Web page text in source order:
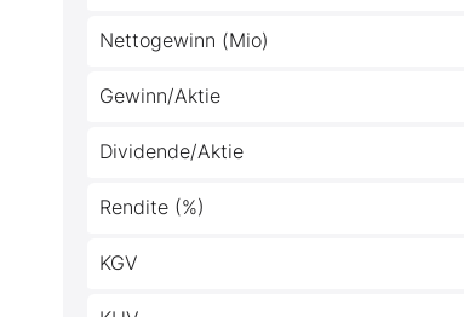
Nettogewinn (Mio)
Gewinn/Aktie
Dividende/Aktie
Rendite (%)
KGV